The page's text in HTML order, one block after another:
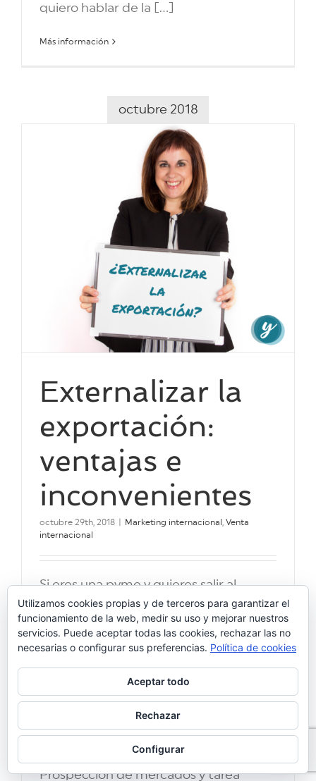
quiero hablar de la [...]
Más información
octubre 2018
Externalizar la
exportación:
ventajas e
inconvenientes
octubre 29th, 2018 Marketing internacional
Venta
internacional
Si eres una pyme y quieres salir al
exterior, una opción a estudiar es
externalizar este trabajo. En el
mercado puedes encontrar
en ventas exportación y que en la
actualidad trabajan como freelance.
¿Qué tareas puedes externalizar?
Confección del plan de
internacionalización de la empresa.
Prospección de mercados y tarea
Utilizamos cookies propias y de terceros para garantizar el
funcionamiento de la web, medir su uso y mejorar nuestros
servicios. Puede aceptar todas las cookies, rechazar las no
necesarias o configurar sus preferencias. Política de cookies
Aceptar todo
Rechazar
Configurar